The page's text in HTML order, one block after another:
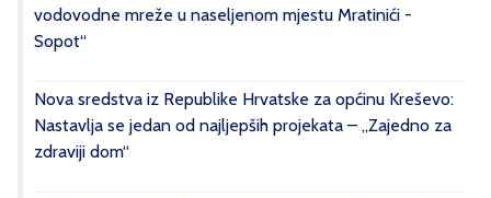
vodovodne mreže u naseljenom mjestu Mratinići -
Sopot“
Nova sredstva iz Republike Hrvatske za općinu Kreševo:
Nastavlja se jedan od najljepših projekata – „Zajedno za
zdraviji dom“